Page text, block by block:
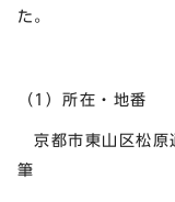
た。
（1）所在・地番
京都市東山区松原
筆